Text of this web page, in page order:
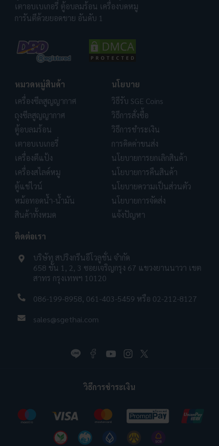
เตาอบเบเกอรี่ ตู้อบลมร้อน เครื่องบดหมู
การันตีด้วยยอดขาย อันดับ 1
หมวดหมู่สินค้า
เครื่องซีลสูญญากาศ
ถุงซีลสูญญากาศ
ตู้อบลมร้อน
เตาอบเบเกอรี่
เครื่องตีแป้ง
เครื่องสไลด์หมู
ตู้แช่ไวน์
หม้อทอดน้ำ-น้ำมัน
สินค้าทั้งหมด
นโยบาย
วิธีรับ SGE Coins
วิธีการสั่งซื้อ
วิธีการชำระเงิน
การคิดค่าขนส่ง
นโยบายการยกเลิกสินค้า
นโยบายการคืนสินค้า
นโยบายความเป็นส่วนตัว
นโยบายการจัดส่ง
แจ้งปัญหา
ติดต่อเรา
บริษัท สปริงกรีนอีโวลูชั่น จำกัด
658 ชั้น 1, 2, 3 ซอยเจริญกรุง 67 แขวงยานนาวา เขต
สาทร กรุงเทพฯ 10120
086-199-8958, 061-403-5459 หรือ 02-212-8127
sales@sgethai.com
วิธีการชำระเงิน